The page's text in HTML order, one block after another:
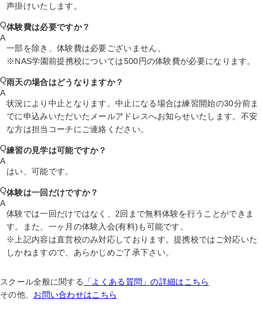
声掛けいたします。
Q体験費は必要ですか？
A
一部を除き、体験費は必要ございません。
※NAS学園前提携校については500円の体験費が必要になります。
Q雨天の場合はどうなりますか？
A
状況により中止となります。中止になる場合は練習開始の30分前ま
でに申込みいただいたメールアドレスへお知らせいたします。不安
な方は担当コーチにご連絡ください。
Q練習の見学は可能ですか？
A
はい、可能です。
Q体験は一回だけですか？
A
体験では一回だけではなく、2回まで無料体験を行うことができま
す。また、一ヶ月の体験入会(有料)も可能です。
※上記内容は直営校のみ対応しております。提携校ではご対応いた
しかねますので、あらかじめご了承下さい。
スクール全般に関する
「よくある質問」の詳細はこちら
その他、 お問い合わせはこちら